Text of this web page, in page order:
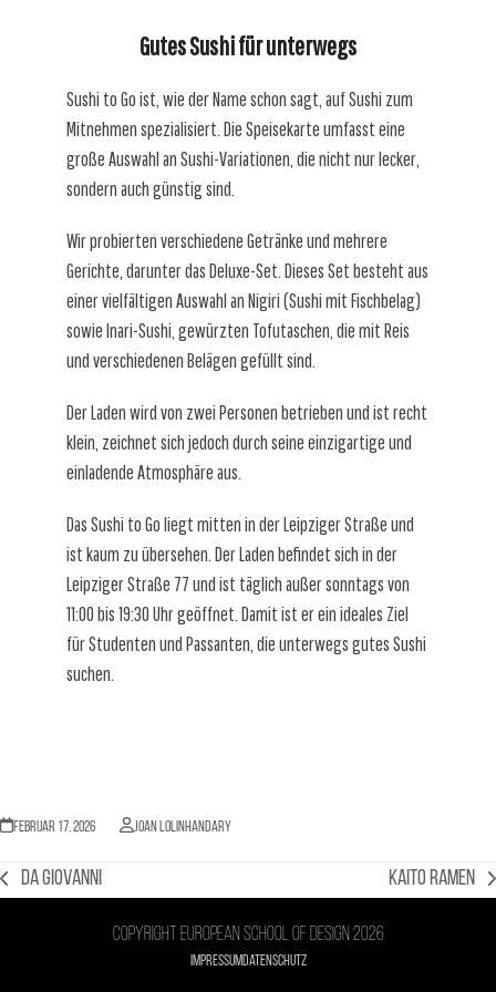
Gutes Sushi für unterwegs
Sushi to Go ist, wie der Name schon sagt, auf Sushi zum
Mitnehmen spezialisiert. Die Speisekarte umfasst eine
große Auswahl an Sushi-Variationen, die nicht nur lecker,
sondern auch günstig sind.
Wir probierten verschiedene Getränke und mehrere
Gerichte, darunter das Deluxe-Set. Dieses Set besteht aus
einer vielfältigen Auswahl an Nigiri (Sushi mit Fischbelag)
sowie Inari-Sushi, gewürzten Tofutaschen, die mit Reis
und verschiedenen Belägen gefüllt sind.
Der Laden wird von zwei Personen betrieben und ist recht
klein, zeichnet sich jedoch durch seine einzigartige und
einladende Atmosphäre aus.
Das Sushi to Go liegt mitten in der Leipziger Straße und
ist kaum zu übersehen. Der Laden befindet sich in der
Leipziger Straße 77 und ist täglich außer sonntags von
11:00 bis 19:30 Uhr geöffnet. Damit ist er ein ideales Ziel
für Studenten und Passanten, die unterwegs gutes Sushi
suchen.
Februar 17, 2026 Joan Lolinhandary
vorheriger
Da Giovanni
Nächster
Kaito Ramen
Copyright European school of design 2026
ImpressumDatenschutz